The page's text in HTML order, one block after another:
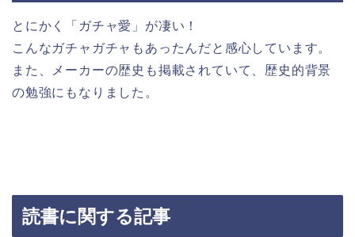
とにかく「ガチャ愛」が凄い！
こんなガチャガチャもあったんだと感心しています。
また、メーカーの歴史も掲載されていて、歴史的背景
の勉強にもなりました。
読書に関する記事